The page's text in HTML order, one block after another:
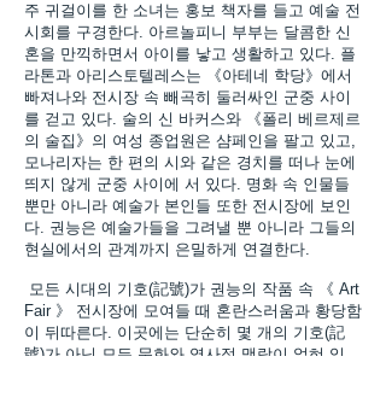
주 귀걸이를 한 소녀는 홍보 책자를 들고 예술 전
시회를 구경한다. 아르놀피니 부부는 달콤한 신
혼을 만끽하면서 아이를 낳고 생활하고 있다. 플
라톤과 아리스토텔레스는 《아테네 학당》에서
빠져나와 전시장 속 빼곡히 둘러싸인 군중 사이
를 걷고 있다. 술의 신 바커스와 《폴리 베르제르
의 술집》의 여성 종업원은 샴페인을 팔고 있고,
모나리자는 한 편의 시와 같은 경치를 떠나 눈에
띄지 않게 군중 사이에 서 있다. 명화 속 인물들
뿐만 아니라 예술가 본인들 또한 전시장에 보인
다. 권능은 예술가들을 그려낼 뿐 아니라 그들의
현실에서의 관계까지 은밀하게 연결한다.
모든 시대의 기호(記號)가 권능의 작품 속 《 Art
Fair 》 전시장에 모여들 때 혼란스러움과 황당함
이 뒤따른다. 이곳에는 단순히 몇 개의 기호(記
號)가 아닌 모든 문화와 역사적 맥락이 얽혀 있